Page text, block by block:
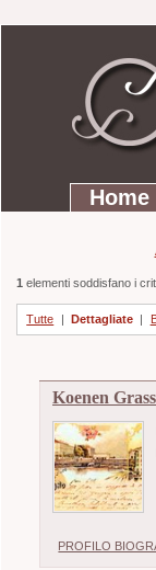
contenuti.
Strumenti
personali
SezioniHome
1elementi soddisfano i
Tutte | Dettagliate |
Koenen
PROFILO